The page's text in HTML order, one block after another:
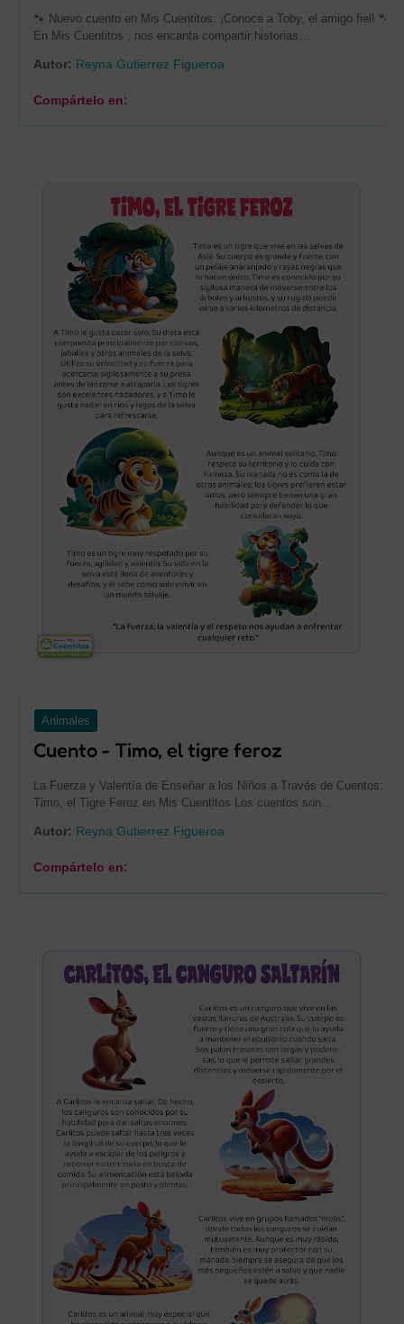
🐾 Nuevo cuento en Mis Cuentitos: ¡Conoce a Toby, el amigo fiel! 🐾
En Mis Cuentitos , nos encanta compartir historias…
Autor: Reyna Gutierrez Figueroa
Compártelo en:
Animales
Cuento - Timo, el tigre feroz
La Fuerza y Valentía de Enseñar a los Niños a Través de Cuentos:
Timo, el Tigre Feroz en Mis Cuentitos Los cuentos son…
Autor: Reyna Gutierrez Figueroa
Compártelo en: